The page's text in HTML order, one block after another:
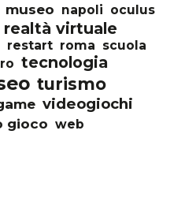
museo napoli oculus
realtà virtuale
restart roma scuola
tecnologia
turismo
videogiochi
gioco web